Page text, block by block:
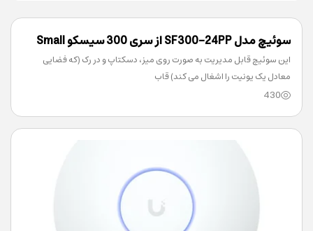
سوئیچ مدل SF300-24PP از سری 300 سیسکو Small
Business
این سوئیچ قابل مدیریت به صورت روی میز، دسکتاپ و در رک (که فضایی
معادل یک یونیت را اشغال می کند) قاب
430